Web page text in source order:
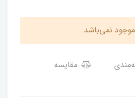
نمی‌باشد.
مقایسه